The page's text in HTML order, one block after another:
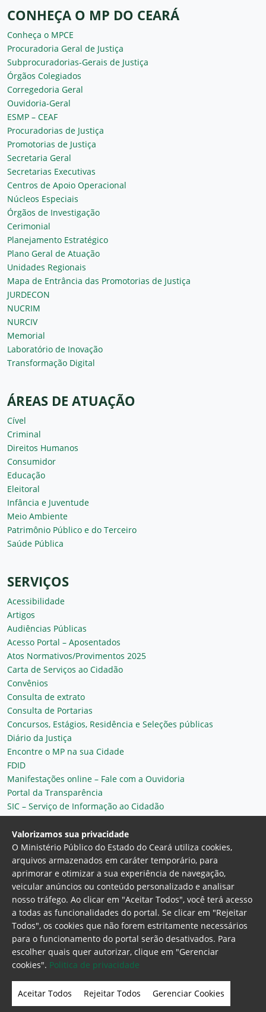
CONHEÇA O MP DO CEARÁ
Conheça o MPCE
Procuradoria Geral de Justiça
Subprocuradorias-Gerais de Justiça
Órgãos Colegiados
Corregedoria Geral
Ouvidoria-Geral
ESMP – CEAF
Procuradorias de Justiça
Promotorias de Justiça
Secretaria Geral
Secretarias Executivas
Centros de Apoio Operacional
Núcleos Especiais
Órgãos de Investigação
Cerimonial
Planejamento Estratégico
Plano Geral de Atuação
Unidades Regionais
Mapa de Entrância das Promotorias de Justiça
JURDECON
NUCRIM
NURCIV
Memorial
Laboratório de Inovação
Transformação Digital
ÁREAS DE ATUAÇÃO
Cível
Criminal
Direitos Humanos
Consumidor
Educação
Eleitoral
Infância e Juventude
Meio Ambiente
Patrimônio Público e do Terceiro
Saúde Pública
SERVIÇOS
Acessibilidade
Artigos
Audiências Públicas
Acesso Portal – Aposentados
Atos Normativos/Provimentos 2025
Carta de Serviços ao Cidadão
Convênios
Consulta de extrato
Consulta de Portarias
Concursos, Estágios, Residência e Seleções públicas
Diário da Justiça
Encontre o MP na sua Cidade
FDID
Manifestações online – Fale com a Ouvidoria
Portal da Transparência
SIC – Serviço de Informação ao Cidadão
Plantão MP do Ceará
Secretaria Geral
Ministério Público do Estado do Ceará
Procuradoria Geral de Justiça Av. Gen. Afonso
Albuquerque Lima, 130 - Cambeba - CEP:
60.822-325 - Fortaleza, Ceará. Brasil
Home Page Intranet Webmail Office 365
Valorizamos sua privacidade
O Ministério Público do Estado do Ceará utiliza cookies,
arquivos armazenados em caráter temporário, para
aprimorar e otimizar a sua experiência de navegação,
veicular anúncios ou conteúdo personalizado e analisar
nosso tráfego. Ao clicar em "Aceitar Todos", você terá acesso
a todas as funcionalidades do portal. Se clicar em "Rejeitar
Todos", os cookies que não forem estritamente necessários
para o funcionamento do portal serão desativados. Para
escolher quais quer autorizar, clique em "Gerenciar
cookies". Politica de privacidade
Aceitar Todos Rejeitar Todos Gerenciar Cookies